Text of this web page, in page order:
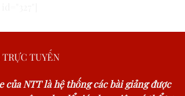
TUYẾN
NTT là hệ thống các bài giảng được